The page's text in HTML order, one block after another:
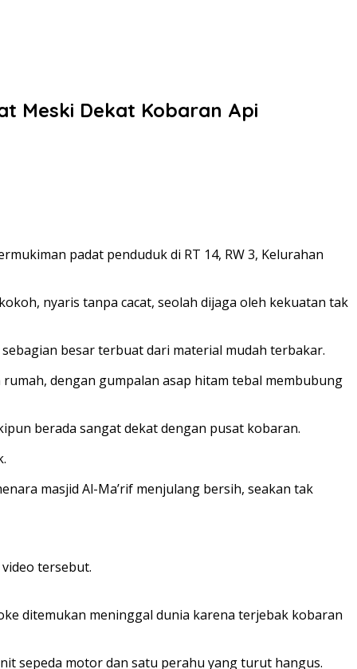
Meski Dekat Kobaran Api
padat penduduk di RT 14, RW 3, Kelurahan
nyaris tanpa cacat, seolah dijaga oleh kekuatan tak
besar terbuat dari material mudah terbakar.
dengan gumpalan asap hitam tebal membubung
berada sangat dekat dengan pusat kobaran.
masjid Al-Ma’rif menjulang bersih, seakan tak
tersebut.
ditemukan meninggal dunia karena terjebak kobaran
sepeda motor dan satu perahu yang turut hangus.